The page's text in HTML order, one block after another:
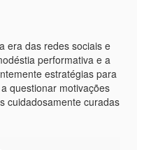
era das redes sociais e
performativa e a
estratégias para
questionar motivações
cuidadosamente curadas